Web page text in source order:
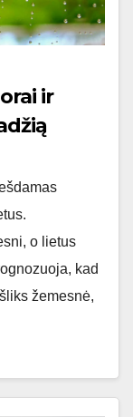
ir
o lietus
kad
žemesnė,